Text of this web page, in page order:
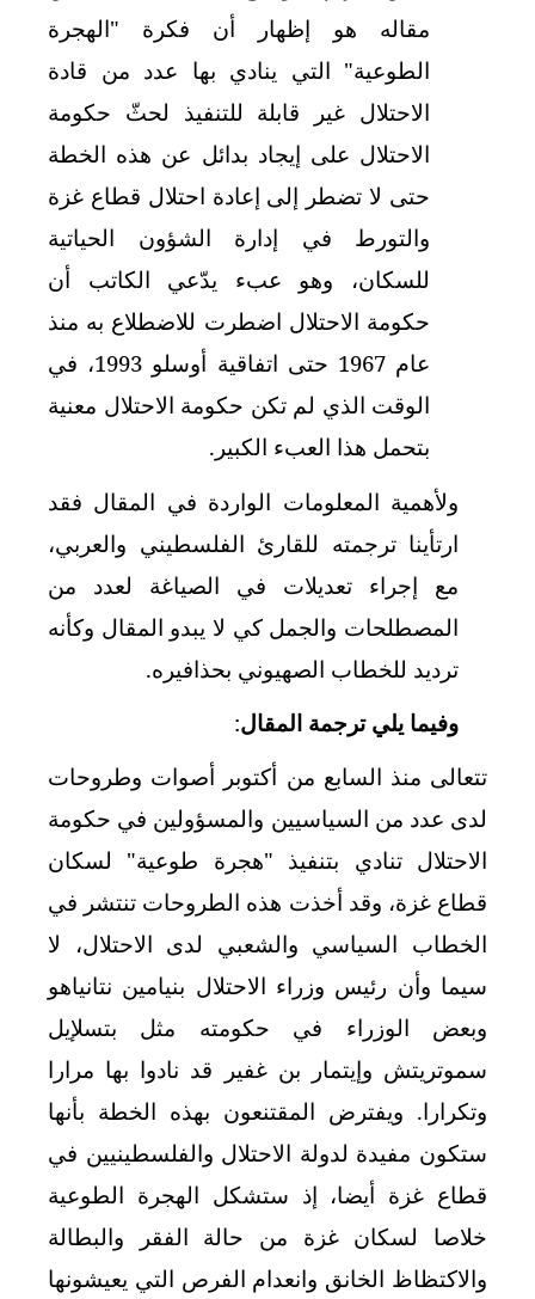
مقاله هو إظهار أن فكرة "الهجرة
الطوعية" التي ينادي بها عدد من قادة
الاحتلال غير قابلة للتنفيذ لحثّ حكومة
الاحتلال على إيجاد بدائل عن هذه الخطة
حتى لا تضطر إلى إعادة احتلال قطاع غزة
والتورط في إدارة الشؤون الحياتية
للسكان، وهو عبء يدّعي الكاتب أن
حكومة الاحتلال اضطرت للاضطلاع به منذ
عام 1967 حتى اتفاقية أوسلو 1993، في
الوقت الذي لم تكن حكومة الاحتلال معنية
بتحمل هذا العبء الكبير.
ولأهمية المعلومات الواردة في المقال فقد
ارتأينا ترجمته للقارئ الفلسطيني والعربي،
مع إجراء تعديلات في الصياغة لعدد من
المصطلحات والجمل كي لا يبدو المقال وكأنه
ترديد للخطاب الصهيوني بحذافيره.
وفيما يلي ترجمة المقال:
تتعالى منذ السابع من أكتوبر أصوات وطروحات
لدى عدد من السياسيين والمسؤولين في حكومة
الاحتلال تنادي بتنفيذ "هجرة طوعية" لسكان
قطاع غزة، وقد أخذت هذه الطروحات تنتشر في
الخطاب السياسي والشعبي لدى الاحتلال، لا
سيما وأن رئيس وزراء الاحتلال بنيامين نتانياهو
وبعض الوزراء في حكومته مثل بتسلإيل
سموتريتش وإيتمار بن غفير قد نادوا بها مرارا
وتكرارا. ويفترض المقتنعون بهذه الخطة بأنها
ستكون مفيدة لدولة الاحتلال والفلسطينيين في
قطاع غزة أيضا، إذ ستشكل الهجرة الطوعية
خلاصا لسكان غزة من حالة الفقر والبطالة
والاكتظاظ الخانق وانعدام الفرص التي يعيشونها